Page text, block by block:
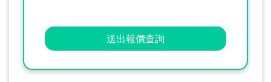
送出報價查詢